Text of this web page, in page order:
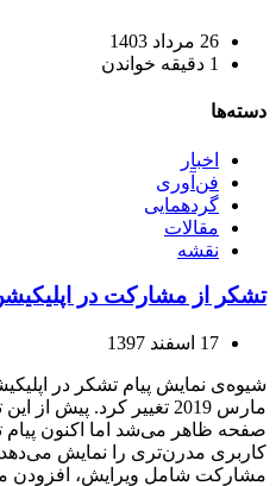
26 مرداد 1403
1 دقیقه خواندن
دسته‌ها
اخبار
فن‌آوری
گردهمایی
مقالات
نقشه
تشکر از مشارکت در
17 اسفند 1397
مارس 2019 تغییر کرد.
صفحه ظاهر می‌شد اما اکنون
کاربری مدرن‌تری را نمایش
مشارکت شامل ویرایش، افزودن